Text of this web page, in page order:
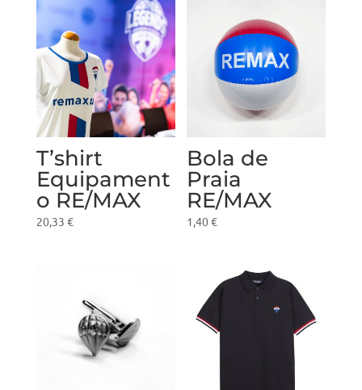
T’shirt
Equipament
o RE/MAX
20,33 €
Bola de
Praia
RE/MAX
1,40€